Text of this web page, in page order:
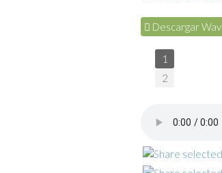
Descargar Wav
1
2